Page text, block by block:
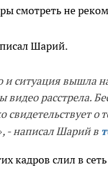
смотреть не
Шарий.
и ситуация вышла
видео расстрела.
свидетельствует о
- написал Шарий в
кадров слил в